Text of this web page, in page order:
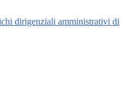
dirigenziali amministrativi di